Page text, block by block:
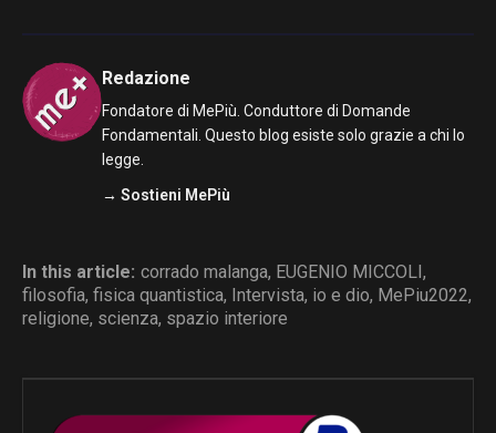
Redazione
Fondatore di MePiù. Conduttore di Domande
Fondamentali. Questo blog esiste solo grazie a chi lo
legge.
→ Sostieni MePiù
In this article: corrado malanga, EUGENIO MICCOLI,
filosofia, fisica quantistica, Intervista, io e dio, MePiu2022,
religione, scienza, spazio interiore